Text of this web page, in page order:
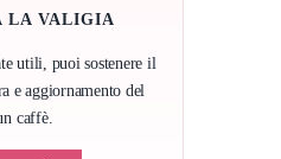
LA VALIGIA
utili, puoi sostenere il
e aggiornamento del
caffè.